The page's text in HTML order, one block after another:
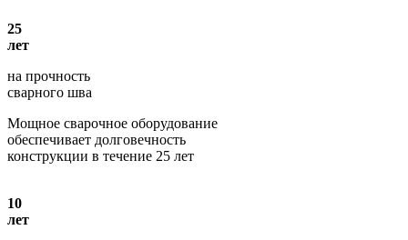
25
лет
на прочность
сварного шва
Мощное сварочное оборудование
обеспечивает долговечность
конструкции в течение 25 лет
10
лет